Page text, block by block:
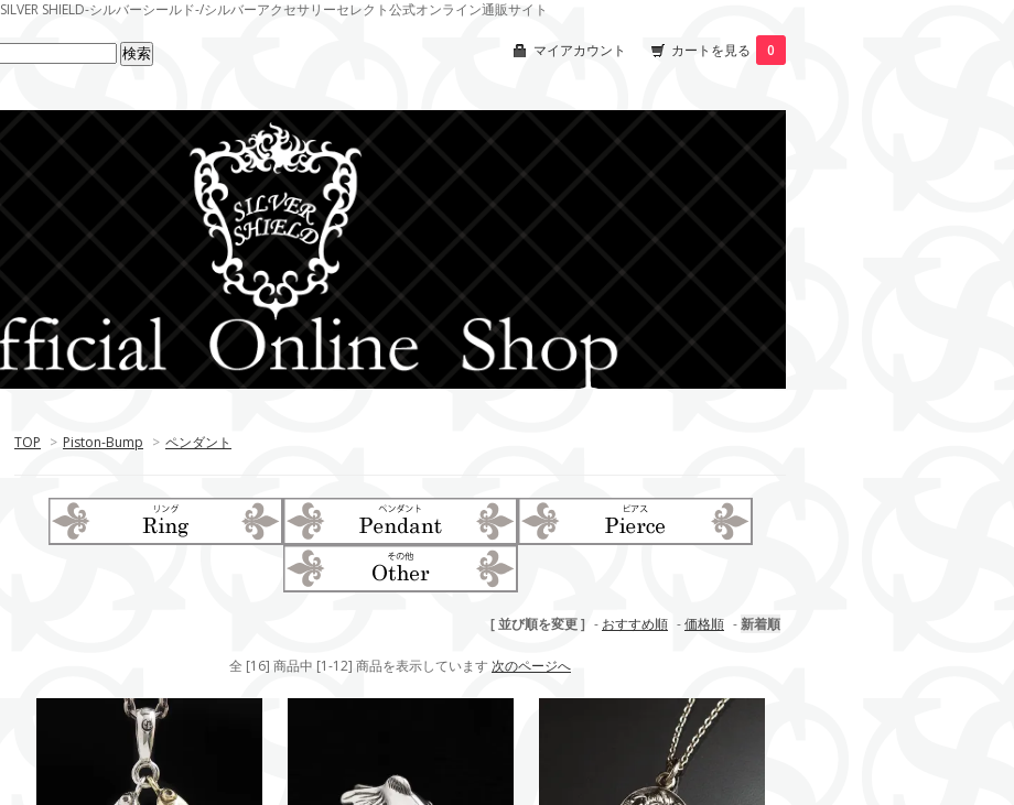
SILVER SHIELD-シルバーシールド-/シルバーアクセサリーセレクト公式オンライン通販サイト
マイアカウント カートを見る 0
TOP > Piston-Bump > ペンダント
[ 並び順を変更 ] - おすすめ順 -価格順 -新着順
全 [16] 商品中 [1-12] 商品を表示しています 次のページへ